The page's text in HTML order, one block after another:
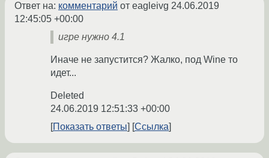
Ответ на: комментарий от eagleivg 24.06.2019
12:45:05 +00:00
игре нужно 4.1
Иначе не запустится? Жалко, под Wine то
идет...
Deleted
24.06.2019 12:51:33 +00:00
Показать ответы
Ссылка